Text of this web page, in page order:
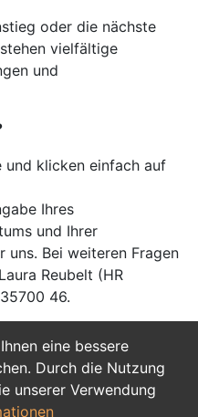
eine bessere
Durch die Nutzung
unserer Verwendung
oder die nächste
vielfältige
und
und klicken einfach auf
Ihres
und Ihrer
uns. Bei weiteren Fragen
Reubelt (HR
46.